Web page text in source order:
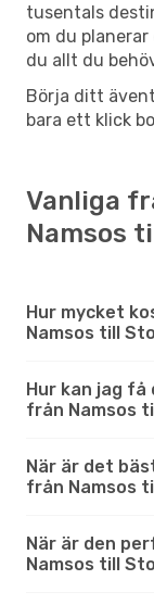
tusentals
om du
du allt du
Börja ditt
bara ett klick
Vanliga
Namsos
Hur mycket
Namsos till
Hur kan jag få
från Namsos
När är det
från Namsos
När är den
Namsos till